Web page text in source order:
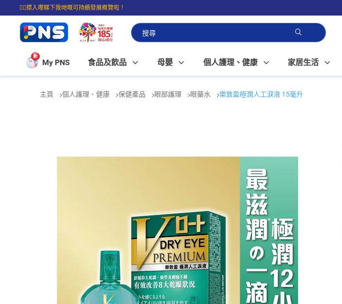
☝🏼㩒入嚟睇下我哋嘅可持續發展概覽啦！
⭐購物滿$399即享免費送貨；滿$100即可免費店取。
新
My PNS 食品及飲品 母嬰 個人護理、健康 家居生活
主頁 個人護理、健康 保健產品 眼部護理 眼藥水 樂敦盈極潤人工淚液 15毫升